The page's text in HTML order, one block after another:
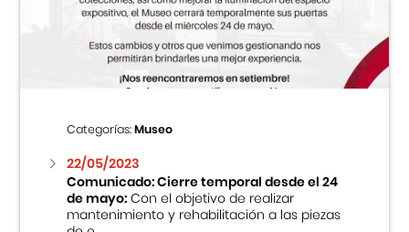
Centro Cultural Peruano Japonés
Museo de la Inmigración Japonesa
Fondo Editorial
Teatro Peruano Japonés
Categorías:Museo
22/05/2023
Comunicado: Cierre temporal desde el 24
de mayo:Con el objetivo de realizar
mantenimiento y rehabilitación a las piezas